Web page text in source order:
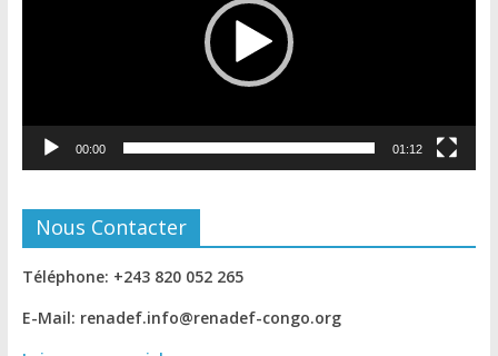
00:00 01:12
Nous Contacter
Téléphone: +243 820 052 265
E-Mail: renadef.info@renadef-congo.org